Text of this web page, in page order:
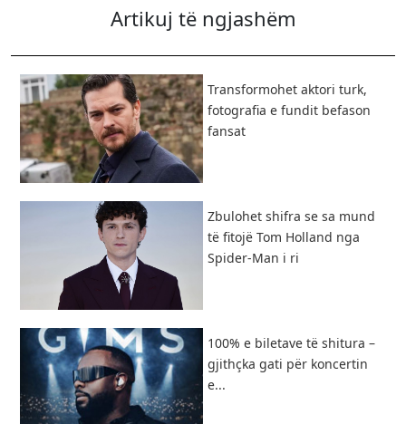
Artikuj të ngjashëm
Transformohet aktori turk,
fotografia e fundit befason
fansat
Zbulohet shifra se sa mund
të fitojë Tom Holland nga
Spider-Man i ri
100% e biletave të shitura –
gjithçka gati për koncertin
e...